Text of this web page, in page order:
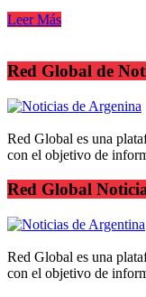
Leer Más
Red Global de
Red Global es una
con el objetivo de
Red Global
Red Global es una
con el objetivo de